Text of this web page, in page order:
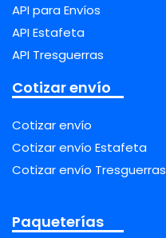
API para Envíos
API Estafeta
API Tresguerras
Cotizar envío
Cotizar envío
Cotizar envío Estafeta
Cotizar envío Tresguerras
Paqueterías